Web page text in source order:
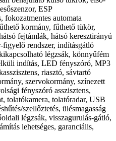
ESP
fokozatmentes automata
kormány, fűthető tükör,
fejtámlák, hátsó keresztirányú
rendszer, indításgátló
légzsák, könnyűfém
indítás, LED fényszóró, MP3
riasztó, sávtartó
szervokormány, színezett
fényszóró asszisztens,
tolatókamera, tolatóradar, USB
szellőztetés, ülésmagasság
légzsák, visszagurulás-gátló,
lehetséges, garanciális,